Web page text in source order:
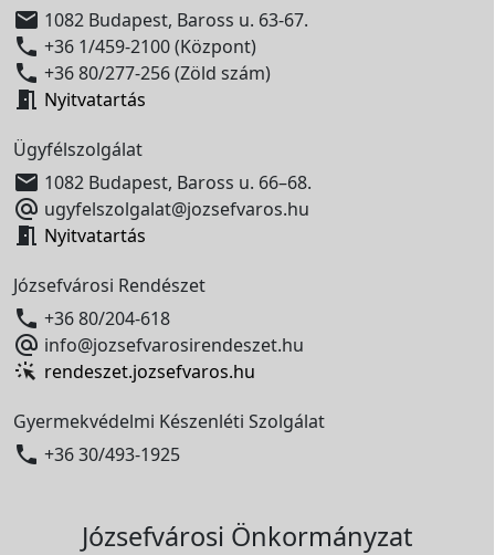
 1082 Budapest, Baross u. 63-67.
 +36 1/459-2100 (Központ)
 +36 80/277-256 (Zöld szám)
 Nyitvatartás
Ügyfélszolgálat
 1082 Budapest, Baross u. 66–68.
 ugyfelszolgalat@jozsefvaros.hu
 Nyitvatartás
Józsefvárosi Rendészet
 +36 80/204-618
 info@jozsefvarosirendeszet.hu
rendeszet.jozsefvaros.hu
Gyermekvédelmi Készenléti Szolgálat
 +36 30/493-1925
Józsefvárosi Önkormányzat